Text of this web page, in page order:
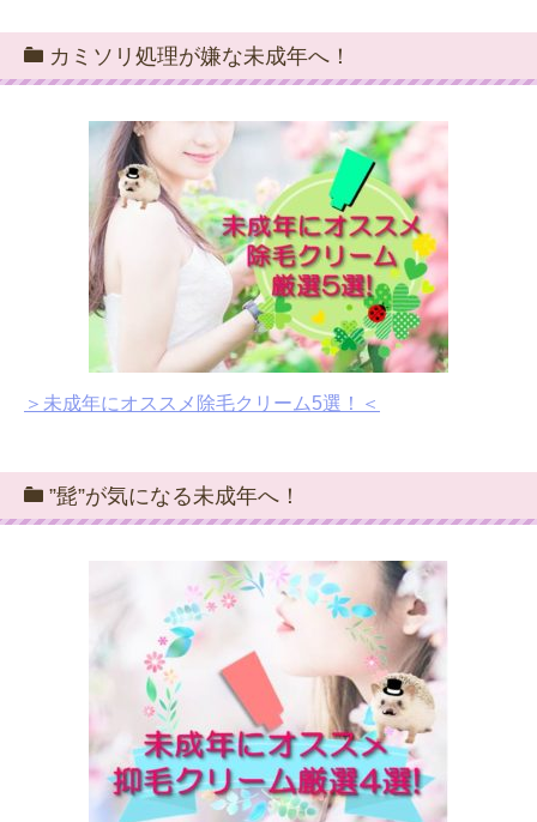
カミソリ処理が嫌な未成年へ！
＞未成年にオススメ除毛クリーム5選！＜
”髭”が気になる未成年へ！